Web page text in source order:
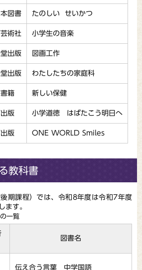
図書 たのしい せいかつ
術社 小学生の音楽
出版 図画工作
出版 わたしたちの家庭科
籍 新しい保健
版 小学道徳 はばたこう明日へ
版 ONE WORLD Smiles
教科書
期課程）では、 令和8年度は令和7年度
ます。
一覧
図書名
伝え合う言葉 中学国語